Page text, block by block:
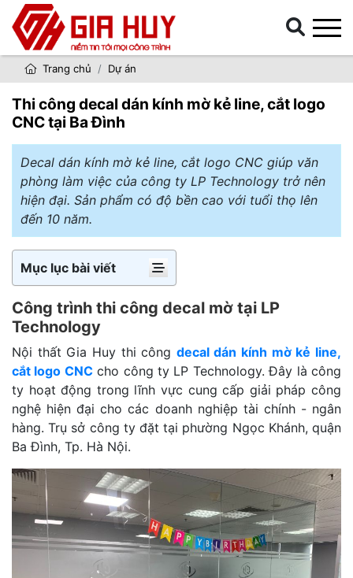
Trang chủ Dự án
Thi công decal dán kính mờ kẻ line, cắt logo
CNC tại Ba Đình
Decal dán kính mờ kẻ line, cắt logo CNC giúp văn
phòng làm việc của công ty LP Technology trở nên
hiện đại. Sản phẩm có độ bền cao với tuổi thọ lên
đến 10 năm.
Mục lục bài viết
Công trình thi công decal mờ tại LP
Technology
Nội thất Gia Huy thi công decal dán kính mờ kẻ line,
cắt logo CNCcho công ty LP Technology. Đây là công
ty hoạt động trong lĩnh vực cung cấp giải pháp công
nghệ hiện đại cho các doanh nghiệp tài chính - ngân
hàng. Trụ sở công ty đặt tại phường Ngọc Khánh, quận
Ba Đình, Tp. Hà Nội.